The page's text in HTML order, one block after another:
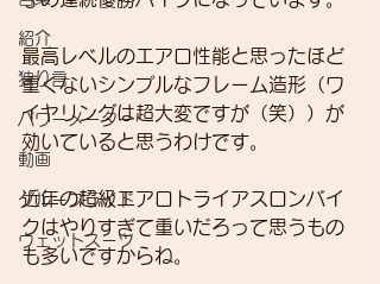
紹介
独り言
パワーメーター
動画
グループライド
ウェットスーツ
最高レベルのエアロ性能と思ったほど
重くないシンプルなフレーム造形（ワ
イヤリングは超大変ですが（笑））が
効いていると思うわけです。
近年の超級エアロトライアスロンバイ
クはやりすぎて重いだろって思うもの
も多いですからね。